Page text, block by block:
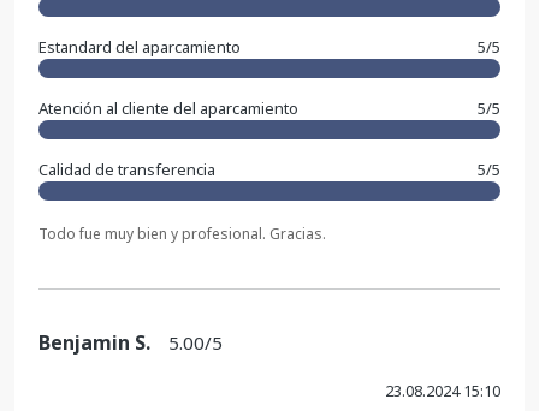
Estandard del aparcamiento 5/5
Atención al cliente del aparcamiento 5/5
Calidad de transferencia 5/5
Todo fue muy bien y profesional. Gracias.
Benjamin S. 5.00/5
23.08.2024 15:10